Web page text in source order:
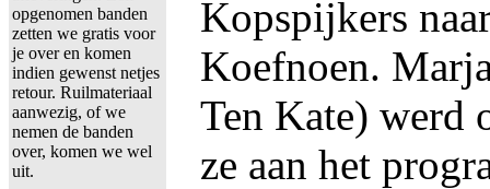
opgenomen banden
zetten we gratis voor
je over en komen
indien gewenst netjes
retour. Ruilmateriaal
aanwezig, of we
nemen de banden
over, komen we wel
uit.
Kopspijkers
Koefnoen.
Ten Kate) werd
ze aan het